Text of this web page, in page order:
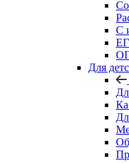
С
Для